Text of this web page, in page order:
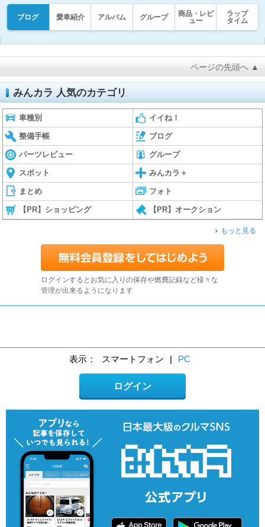
ブログ 愛車紹介 アルバム グループ
商品・レビ
ュー
ラップ
タイム
ページの先頭へ ▲
みんカラ 人気のカテゴリ
車種別 イイね！
整備手帳 ブログ
パーツレビュー グループ
スポット みんカラ＋
まとめ フォト
【PR】ショッピング 【PR】オークション
もっと見る
ログインするとお気に入りの保存や燃費記録など様々な
管理が出来るようになります
表示： スマートフォン | PC
ログイン